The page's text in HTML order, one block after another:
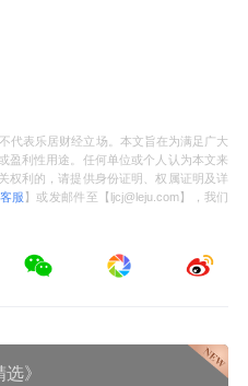
代表乐居财经立场。本文旨在为满足广大
盈利性用途。任何单位或个人认为本文来
权利的，请提供身份证明、权属证明及详
服 】或发邮件至【ljcj@leju.com】，我们
》